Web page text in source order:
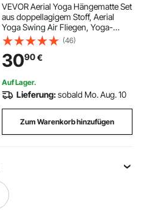
VEVOR Aerial Yoga Hängematte Set
aus doppellagigem Stoff, Aerial
Yoga Swing Air Fliegen, Yoga-
Schaukel mit 360°-
Drehaufhängung & O-Sling & 136,07
kg Max. Tragfähigkeit,
Deckenschaukeln Rosa+Blau
(46)
3090€
Auf Lager.
Lieferung:sobald Mo. Aug. 10
Zum Warenkorb hinzufügen